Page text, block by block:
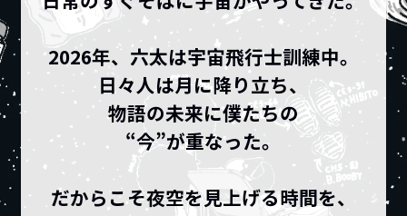
2026年、六太は宇宙飛行士訓練中。
日々人は月に降り立ち、
物語の未来に僕たちの
“今”が重なった。
だからこそ夜空を見上げる時間を、